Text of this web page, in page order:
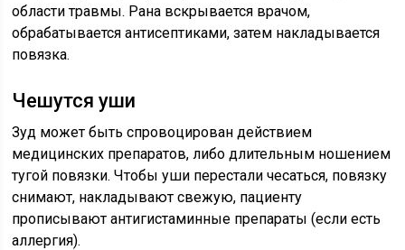
области травмы. Рана вскрывается врачом,
обрабатывается антисептиками, затем накладывается
повязка.
Чешутся уши
Зуд может быть спровоцирован действием
медицинских препаратов, либо длительным ношением
тугой повязки. Чтобы уши перестали чесаться, повязку
снимают, накладывают свежую, пациенту
прописывают антигистаминные препараты (если есть
аллергия).